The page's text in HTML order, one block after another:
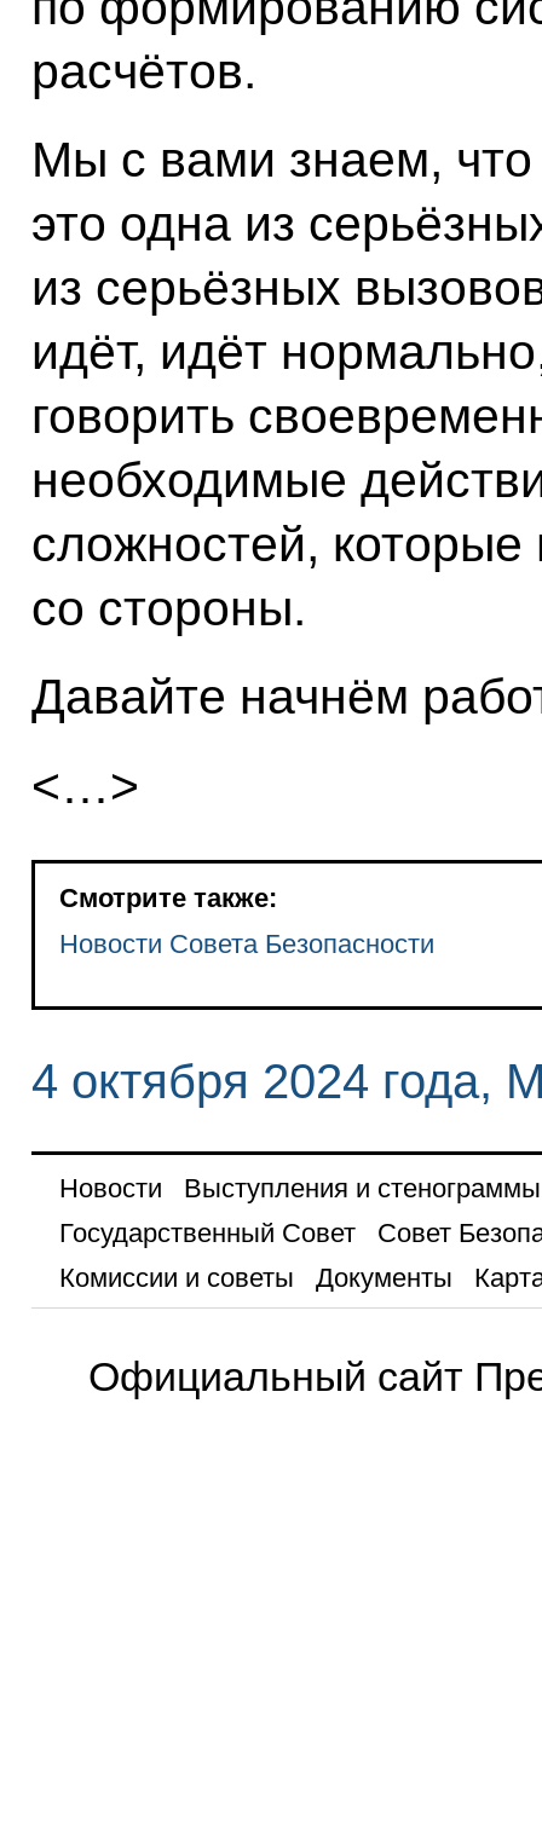
расчётов.
Мы с вами знаем,
это одна из
из серьёзных
идёт, идёт
говорить
необходимые
сложностей,
со стороны.
Давайте начнём
<…>
Смотрите также:
Новости Совета Безопасности
4 октября 2024 года,
Новости
Выступления и стенограммы
Государственный Совет
Совет
Комиссии и советы
Документы
Официальный сайт